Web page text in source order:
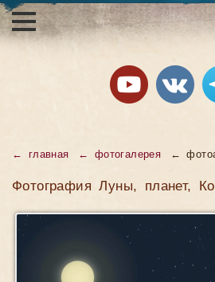
← главная ← фотогалерея ←
Фотография Луны, планет,